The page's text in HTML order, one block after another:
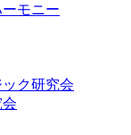
モニー
ク研究会